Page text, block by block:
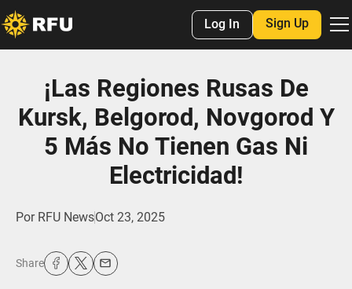
Log In Sign Up
¡Las Regiones Rusas De
Kursk, Belgorod, Novgorod Y
5 Más No Tienen Gas Ni
Electricidad!
Por RFU NewsOct 23, 2025
Share